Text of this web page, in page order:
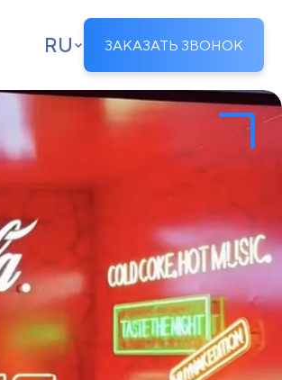
RU ЗАКАЗАТЬ ЗВОНОК